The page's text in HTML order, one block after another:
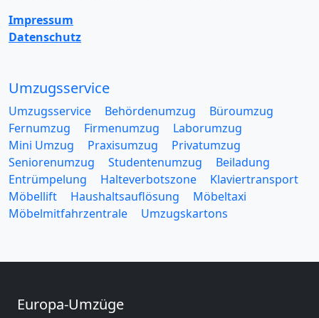
Impressum
Datenschutz
Umzugsservice
Umzugsservice Behördenumzug
Büroumzug
Fernumzug
Firmenumzug
Laborumzug
Mini Umzug
Praxisumzug
Privatumzug
Seniorenumzug
Studentenumzug
Beiladung
Entrümpelung
Halteverbotszone
Klaviertransport
Möbellift
Haushaltsauflösung
Möbeltaxi
Möbelmitfahrzentrale
Umzugskartons
Europa-Umzüge